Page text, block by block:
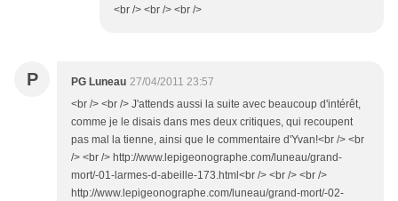
<br /> <br /> <br />
P PG Luneau 27/04/2011 23:57
<br /> <br /> J'attends aussi la suite avec beaucoup d'intérêt,
comme je le disais dans mes deux critiques, qui recoupent
pas mal la tienne, ainsi que le commentaire d'Yvan!<br /> <br
/> <br /> http://www.lepigeonographe.com/luneau/grand-
mort/-01-larmes-d-abeille-173.html<br /> <br /> <br />
http://www.lepigeonographe.com/luneau/grand-mort/-02-